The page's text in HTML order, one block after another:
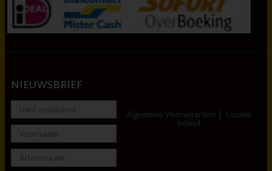
NIEUWSBRIEF
Algemene Voorwaarden Cookie
beleid